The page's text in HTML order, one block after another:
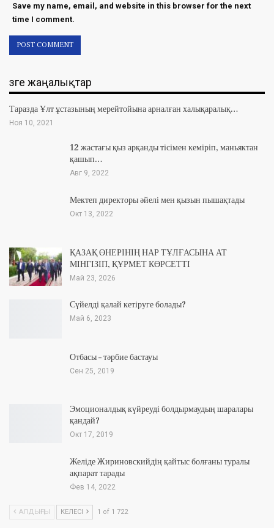
Save my name, email, and website in this browser for the next
time I comment.
Өзге жаңалықтар
Таразда Ұлт ұстазының мерейтойына арналған халықаралық…
Ноя 10, 2021
12 жастағы қыз арқанды тісімен кеміріп, маньяктан
қашып…
Авг 9, 2022
Мектеп директоры әйелі мен қызын пышақтады
Окт 13, 2022
ҚАЗАҚ ӨНЕРІНІҢ НАР ТҰЛҒАСЫНА АТ
МІНГІЗІП, ҚҰРМЕТ КӨРСЕТТІ
Май 23, 2026
Сүйелді қалай кетіруге болады?
Май 6, 2023
Отбасы – тәрбие бастауы
Сен 25, 2019
Эмоционалдық күйреуді болдырмаудың шаралары
қандай?
Окт 17, 2019
Желіде Жириновскийдің қайтыс болғаны туралы
ақпарат тарады
Фев 14, 2022
АЛДЫҢҒЫ КЕЛЕСІ 1 of 1 722